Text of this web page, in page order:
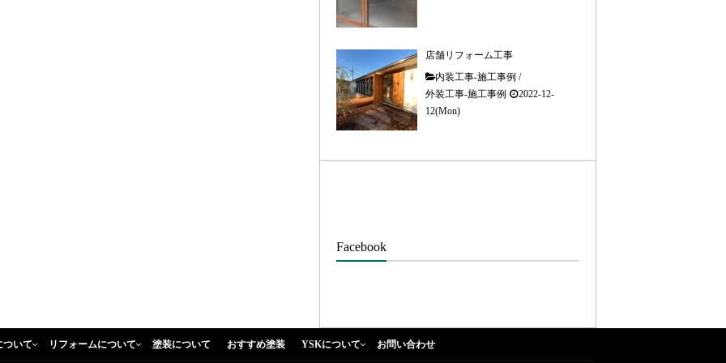
店舗リフォーム工事
内装工事-施工事例 /
外装工事-施工事例
2022-12-
12(Mon)
Facebook
ついて リフォームについて 塗装について おすすめ塗装 YSKについて お問い合わせ